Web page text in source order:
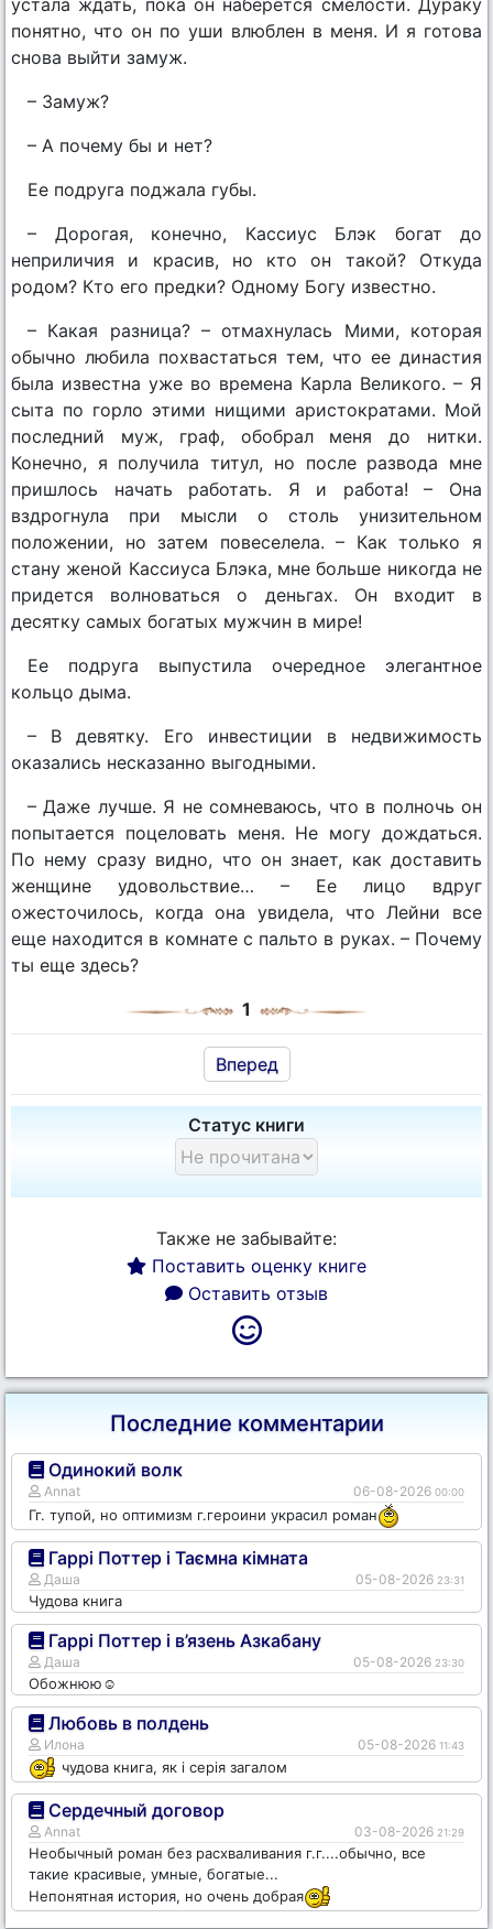
понятно, что он по уши влюблен в меня. И я готова
снова выйти замуж.
– Замуж?
– А почему бы и нет?
Ее подруга поджала губы.
– Дорогая, конечно, Кассиус Блэк богат до
неприличия и красив, но кто он такой? Откуда
родом? Кто его предки? Одному Богу известно.
– Какая разница? – отмахнулась Мими, которая
обычно любила похвастаться тем, что ее династия
была известна уже во времена Карла Великого. – Я
сыта по горло этими нищими аристократами. Мой
последний муж, граф, обобрал меня до нитки.
Конечно, я получила титул, но после развода мне
пришлось начать работать. Я и работа! – Она
вздрогнула при мысли о столь унизительном
положении, но затем повеселела. – Как только я
стану женой Кассиуса Блэка, мне больше никогда не
придется волноваться о деньгах. Он входит в
десятку самых богатых мужчин в мире!
Ее подруга выпустила очередное элегантное
кольцо дыма.
– В девятку. Его инвестиции в недвижимость
оказались несказанно выгодными.
– Даже лучше. Я не сомневаюсь, что в полночь он
попытается поцеловать меня. Не могу дождаться.
По нему сразу видно, что он знает, как доставить
женщине удовольствие… – Ее лицо вдруг
ожесточилось, когда она увидела, что Лейни все
еще находится в комнате с пальто в руках. – Почему
ты еще здесь?
1
Вперед
Статус книги
Также не забывайте:
Поставить оценку книге
Оставить отзыв
Последние комментарии
Одинокий волк
Annat 06-08-2026 00:00
Гг. тупой, но оптимизм г.героини украсил роман
Гаррі Поттер і Таємна кімната
Даша 05-08-2026 23:31
Чудова книга
Гаррі Поттер і в’язень Азкабану
Даша 05-08-2026 23:30
Обожнюю☺️
Любовь в полдень
Илона 05-08-2026 11:43
чудова книга, як і серія загалом
Сердечный договор
Annat 03-08-2026 21:29
Необычный роман без расхваливания г.г....обычно, все
такие красивые, умные, богатые...
Непонятная история, но очень добрая